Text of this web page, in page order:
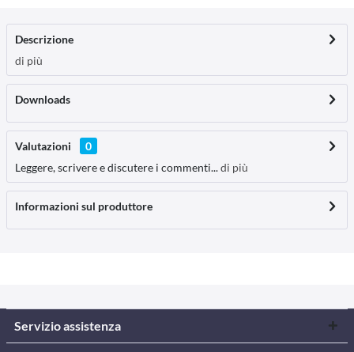
Descrizione
di più
Downloads
Valutazioni
0
Leggere, scrivere e discutere i commenti...di più
Informazioni sul produttore
Servizio assistenza